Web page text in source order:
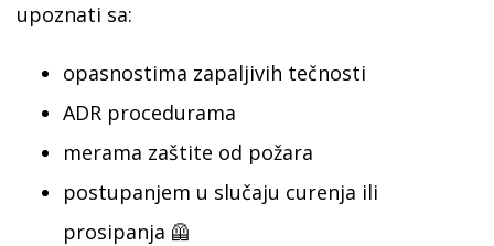
upoznati sa:
opasnostima zapaljivih tečnosti
ADR procedurama
merama zaštite od požara
postupanjem u slučaju curenja ili
prosipanja 🦺